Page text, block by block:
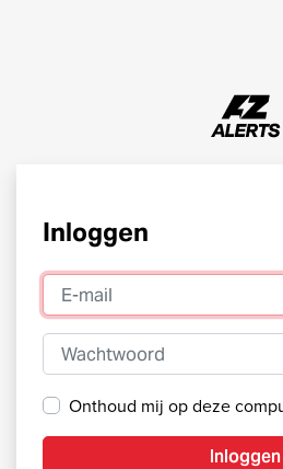
Inloggen
E-mail
Wachtwoord
Onthoud mij op deze
Inloggen